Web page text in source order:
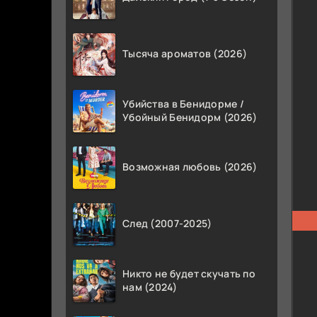
Тысяча ароматов (2026)
Убийства в Бенидорме /
Убойный Бенидорм (2026)
Возможная любовь (2026)
След (2007-2025)
Никто не будет скучать по
нам (2024)